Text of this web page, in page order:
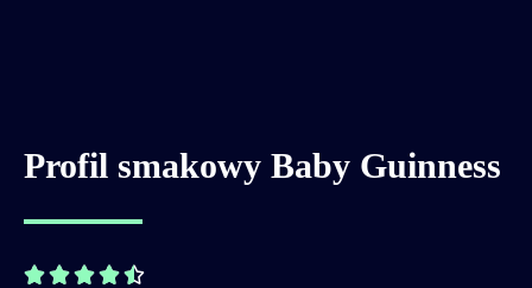
Profil smakowy Baby Guinness
